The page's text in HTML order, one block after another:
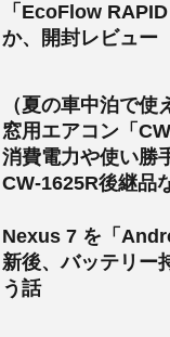
「EcoFlow
か、開封レビュー
（夏の車中泊で使
窓用エアコン「
消費電力や使い勝
CW-1625R後継品
Nexus 7 を「
新後、バッテリー
う話